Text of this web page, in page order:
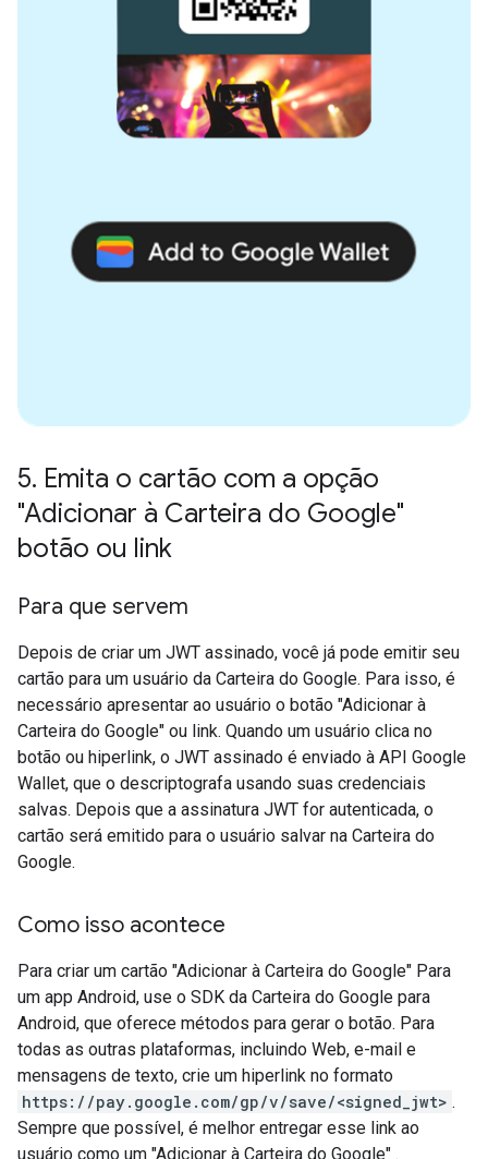
5. Emita o cartão com a opção
"Adicionar à Carteira do Google"
botão ou link
Para que servem
Depois de criar um JWT assinado, você já pode emitir seu
cartão para um usuário da Carteira do Google. Para isso, é
necessário apresentar ao usuário o botão "Adicionar à
Carteira do Google" ou link. Quando um usuário clica no
botão ou hiperlink, o JWT assinado é enviado à API Google
Wallet, que o descriptografa usando suas credenciais
salvas. Depois que a assinatura JWT for autenticada, o
cartão será emitido para o usuário salvar na Carteira do
Google.
Como isso acontece
Para criar um cartão "Adicionar à Carteira do Google" Para
um app Android, use o SDK da Carteira do Google para
Android, que oferece métodos para gerar o botão. Para
todas as outras plataformas, incluindo Web, e-mail e
mensagens de texto, crie um hiperlink no formato
https://pay.google.com/gp/v/save/<signed_jwt> .
Sempre que possível, é melhor entregar esse link ao
usuário como um "Adicionar à Carteira do Google" .